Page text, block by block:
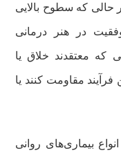
حالی که سطوح بالایی
در هنر درمانی
که معتقدند خلاق یا
مقاومت کنند یا
بیماری‌های روانی